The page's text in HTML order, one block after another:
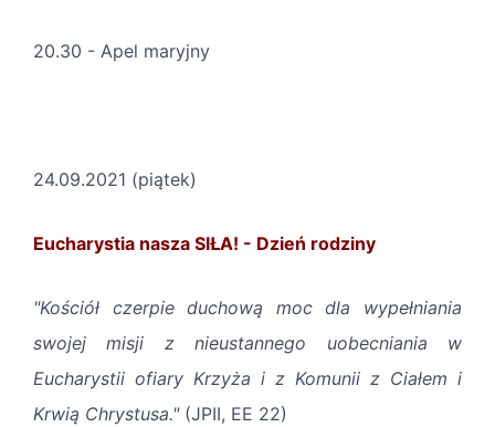
20.30 - Apel maryjny
24.09.2021 (piątek)
Eucharystia nasza SIŁA! - Dzień rodziny
"Kościół czerpie duchową moc dla wypełniania
swojej misji z nieustannego uobecniania w
Eucharystii ofiary Krzyża i z Komunii z Ciałem i
Krwią Chrystusa."(JPII, EE 22)